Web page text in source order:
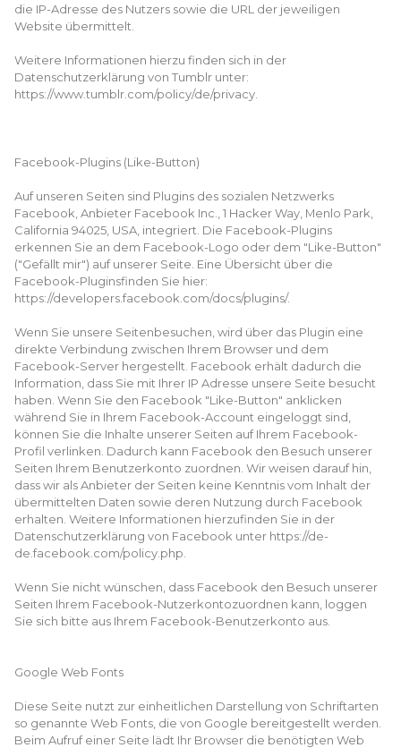
die IP-Adresse des Nutzers sowie die URL der jeweiligen
Website übermittelt.
Weitere Informationen hierzu finden sich in der
Datenschutzerklärung von Tumblr unter:
https://www.tumblr.com/policy/de/privacy.
Facebook-Plugins (Like-Button)
Auf unseren Seiten sind Plugins des sozialen Netzwerks
Facebook, Anbieter Facebook Inc., 1 Hacker Way, Menlo Park,
California 94025, USA, integriert. Die Facebook-Plugins
erkennen Sie an dem Facebook-Logo oder dem "Like-Button"
("Gefällt mir") auf unserer Seite. Eine Übersicht über die
Facebook-Pluginsfinden Sie hier:
https://developers.facebook.com/docs/plugins/.
Wenn Sie unsere Seitenbesuchen, wird über das Plugin eine
direkte Verbindung zwischen Ihrem Browser und dem
Facebook-Server hergestellt. Facebook erhält dadurch die
Information, dass Sie mit Ihrer IP Adresse unsere Seite besucht
haben. Wenn Sie den Facebook "Like-Button" anklicken
während Sie in Ihrem Facebook-Account eingeloggt sind,
können Sie die Inhalte unserer Seiten auf Ihrem Facebook-
Profil verlinken. Dadurch kann Facebook den Besuch unserer
Seiten Ihrem Benutzerkonto zuordnen. Wir weisen darauf hin,
dass wir als Anbieter der Seiten keine Kenntnis vom Inhalt der
übermittelten Daten sowie deren Nutzung durch Facebook
erhalten. Weitere Informationen hierzufinden Sie in der
Datenschutzerklärung von Facebook unter https://de-
de.facebook.com/policy.php.
Wenn Sie nicht wünschen, dass Facebook den Besuch unserer
Seiten Ihrem Facebook-Nutzerkontozuordnen kann, loggen
Sie sich bitte aus Ihrem Facebook-Benutzerkonto aus.
Google Web Fonts
Diese Seite nutzt zur einheitlichen Darstellung von Schriftarten
so genannte Web Fonts, die von Google bereitgestellt werden.
Beim Aufruf einer Seite lädt Ihr Browser die benötigten Web